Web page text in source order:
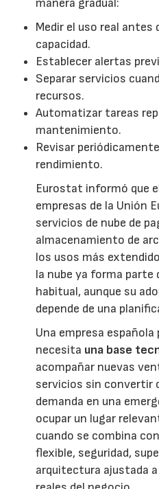
Medir el uso real
capacidad.
Establecer alertas
Separar servicios
recursos.
Automatizar tareas
mantenimiento.
Revisar
rendimiento.
Eurostat informó que
empresas de la Unión
servicios de nube de
almacenamiento de
los usos más
la nube ya forma parte
habitual, aunque su
depende de una
Una empresa española
necesita una base
acompañar nuevas
servicios sin convertir
demanda en una
ocupar un lugar
cuando se combina
flexible, seguridad,
arquitectura ajustada